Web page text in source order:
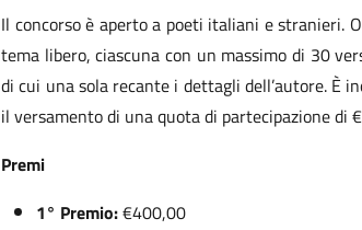
Il concorso è aperto a poeti italiani e stranieri.
tema libero, ciascuna con un massimo di 30
di cui una sola recante i dettagli dell’autore. È
il versamento di una quota di partecipazione di
Premi
1° Premio:€400,00